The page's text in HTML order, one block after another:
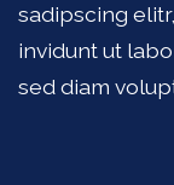
sadipscing
invidunt ut
sed diam